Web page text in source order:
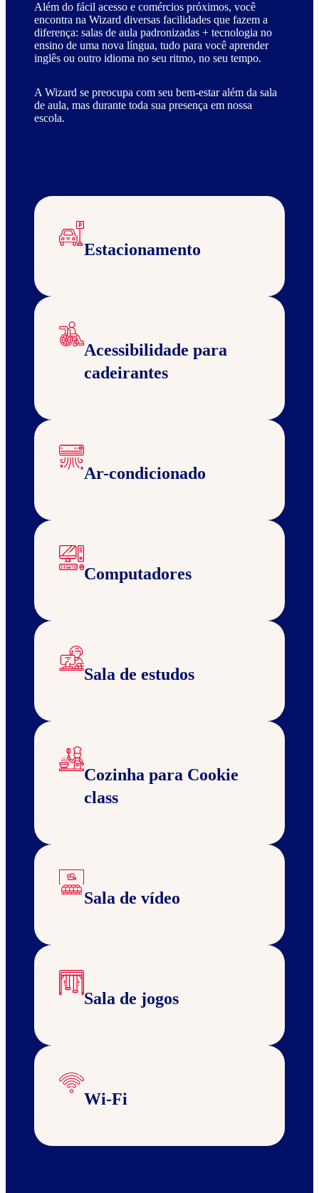
Além do fácil acesso e comércios próximos, você
encontra na Wizard diversas facilidades que fazem a
diferença: salas de aula padronizadas + tecnologia no
ensino de uma nova língua, tudo para você aprender
inglês ou outro idioma no seu ritmo, no seu tempo.
A Wizard se preocupa com seu bem-estar além da sala
de aula, mas durante toda sua presença em nossa
escola.
Estacionamento
Acessibilidade para
cadeirantes
Ar-condicionado
Computadores
Sala de estudos
Cozinha para Cookie
class
Sala de vídeo
Sala de jogos
Wi-Fi